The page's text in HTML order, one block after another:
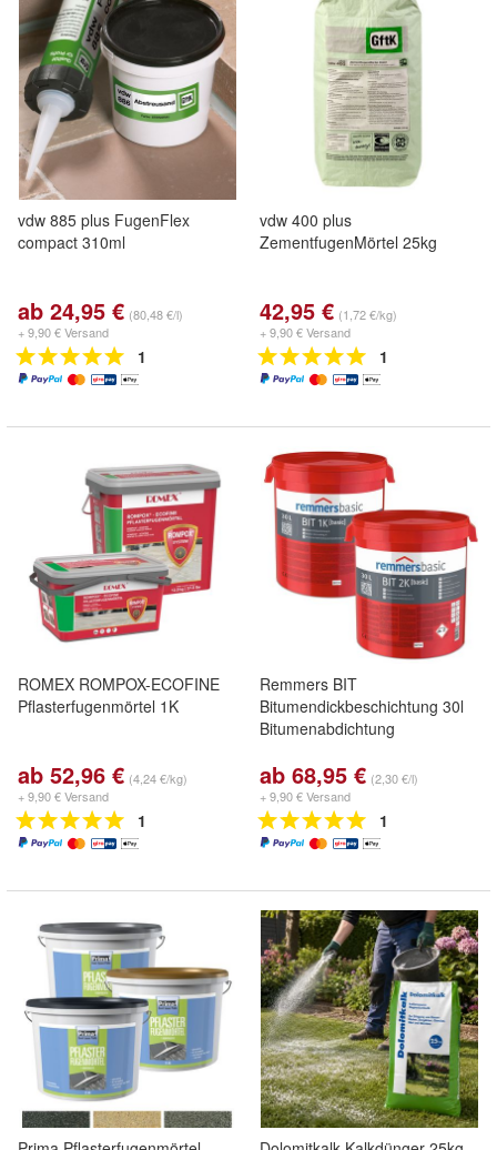
vdw 885 plus FugenFlex
compact 310ml
ab 24,95 € (80,48 €/l)
+ 9,90 € Versand
1
vdw 400 plus
ZementfugenMörtel 25kg
42,95 € (1,72 €/kg)
+ 9,90 € Versand
1
ROMEX ROMPOX-ECOFINE
Pflasterfugenmörtel 1K
ab 52,96 € (4,24 €/kg)
+ 9,90 € Versand
1
Remmers BIT
Bitumendickbeschichtung 30l
Bitumenabdichtung
ab 68,95 € (2,30 €/l)
+ 9,90 € Versand
1